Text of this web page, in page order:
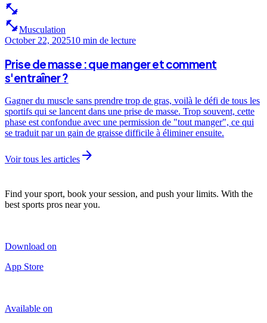
fitness_center
fitness_centerMusculation
October 22, 202510 min de lecture
Prise de masse : que manger et comment
s'entraîner ?
Gagner du muscle sans prendre trop de gras, voilà le défi de tous les
sportifs qui se lancent dans une prise de masse. Trop souvent, cette
phase est confondue avec une permission de "tout manger", ce qui
se traduit par un gain de graisse difficile à éliminer ensuite.
Voir tous les articles arrow_forward
Find your sport, book your session, and push your limits. With the
best sports pros near you.
Download on
App Store
Available on